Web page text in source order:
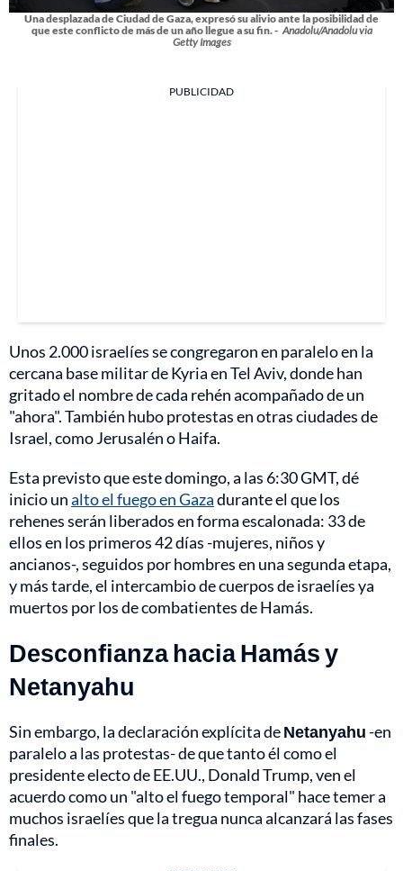
Una desplazada de Ciudad de Gaza, expresó su alivio ante la posibilidad de
que este conflicto de más de un año llegue a su fin. - Anadolu/Anadolu via
Getty Images
PUBLICIDAD
Unos 2.000 israelíes se congregaron en paralelo en la
cercana base militar de Kyria en Tel Aviv, donde han
gritado el nombre de cada rehén acompañado de un
"ahora". También hubo protestas en otras ciudades de
Israel, como Jerusalén o Haifa.
Esta previsto que este domingo, a las 6:30 GMT, dé
inicio unalto el fuego en Gazadurante el que los
rehenes serán liberados en forma escalonada: 33 de
ellos en los primeros 42 días -mujeres, niños y
ancianos-, seguidos por hombres en una segunda etapa,
y más tarde, el intercambio de cuerpos de israelíes ya
muertos por los de combatientes de Hamás.
Desconfianza hacia Hamás y
Netanyahu
Sin embargo, la declaración explícita deNetanyahu-en
paralelo a las protestas- de que tanto él como el
presidente electo de EE.UU., Donald Trump, ven el
acuerdo como un "alto el fuego temporal" hace temer a
muchos israelíes que la tregua nunca alcanzará las fases
finales.